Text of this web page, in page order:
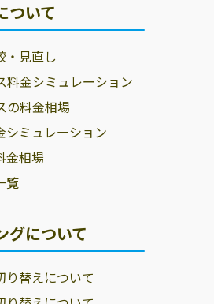
ついて
・見直し
料金シミュレーション
の料金相場
シミュレーション
金相場
覧
グについて
り替えについて